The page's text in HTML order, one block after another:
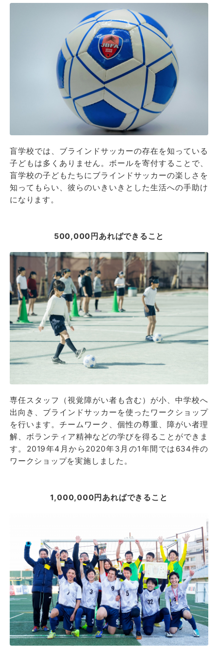
盲学校では、ブラインドサッカーの存在を知っている
子どもは多くありません。ボールを寄付することで、
盲学校の子どもたちにブラインドサッカーの楽しさを
知ってもらい、彼らのいきいきとした生活への手助け
になります。
500,000円あればできること
専任スタッフ（視覚障がい者も含む）が小、中学校へ
出向き、ブラインドサッカーを使ったワークショップ
を行います。チームワーク、個性の尊重、障がい者理
解、ボランティア精神などの学びを得ることができま
す。2019年4月から2020年3月の1年間では634件の
ワークショップを実施しました。
1,000,000円あればできること